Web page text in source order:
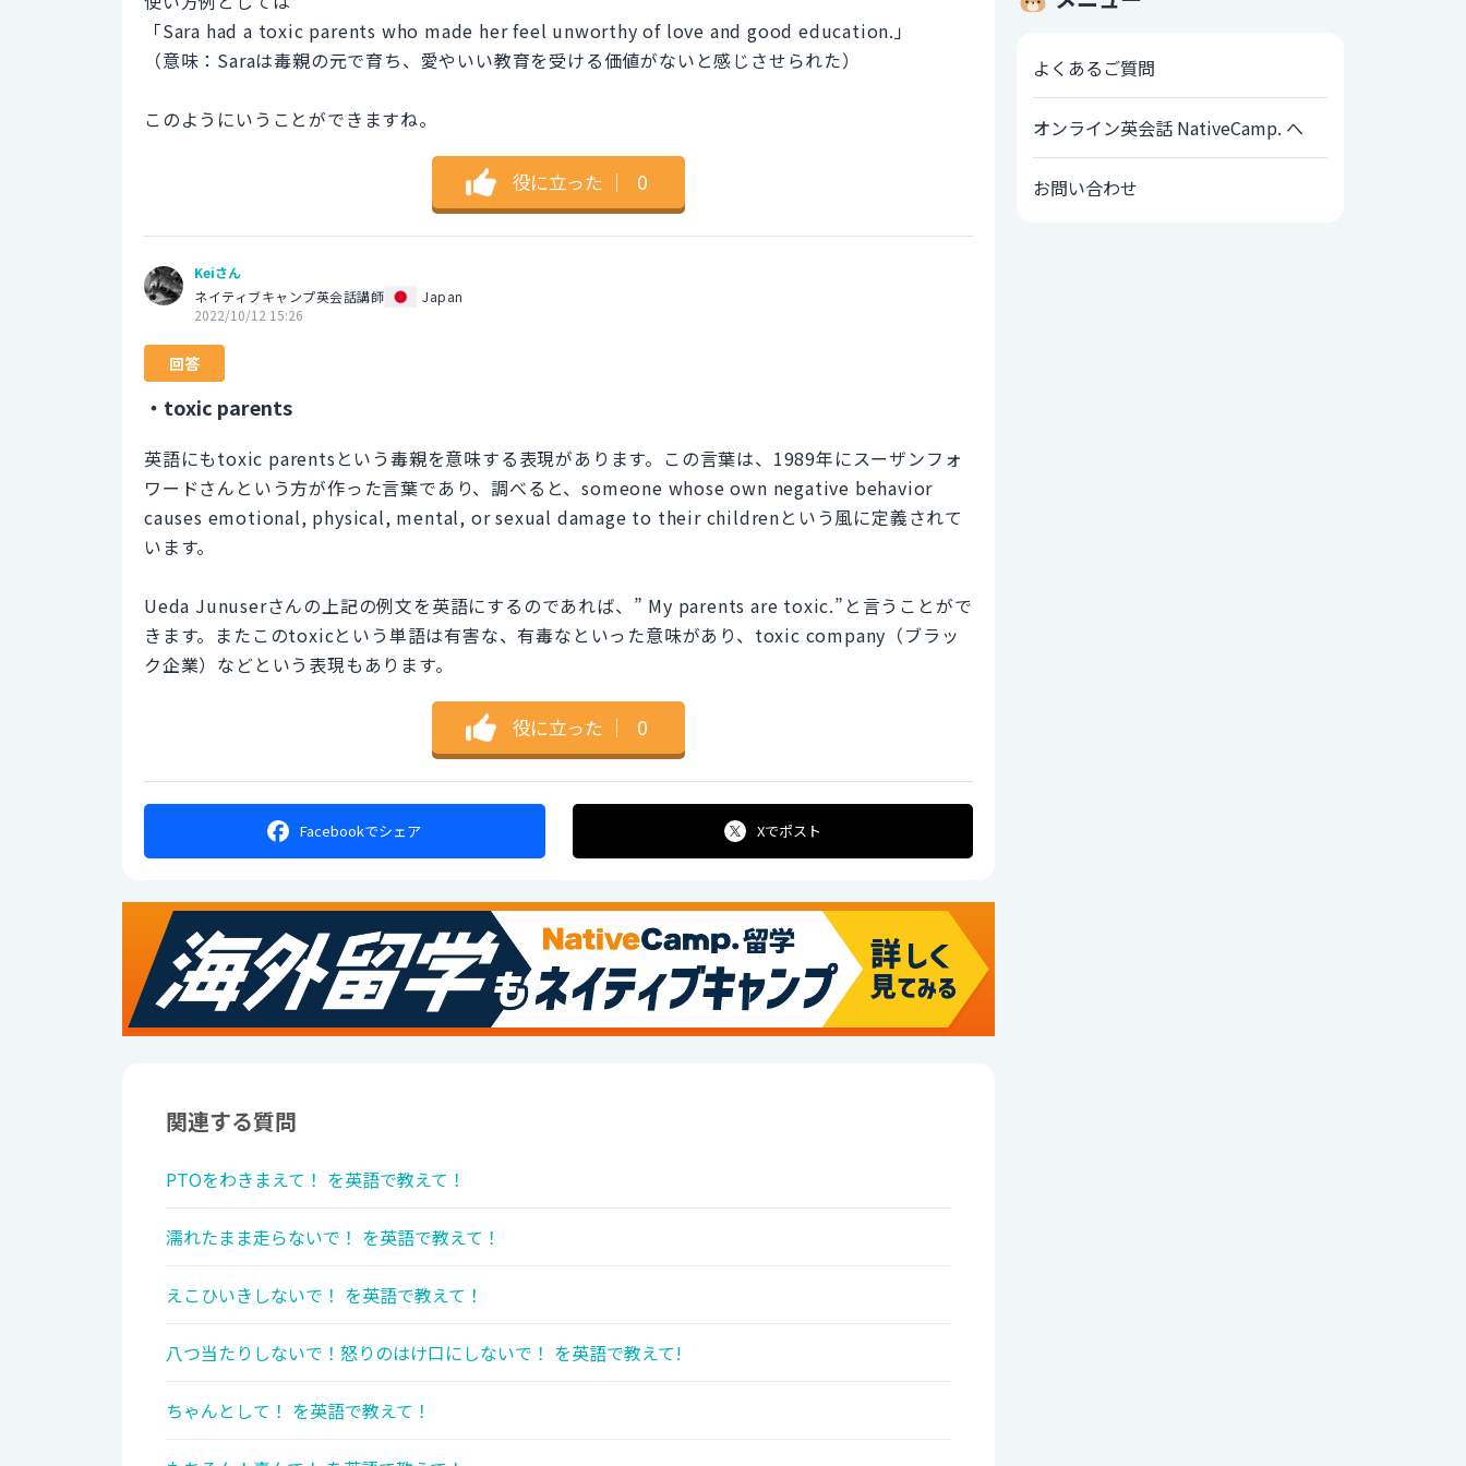
「Sara had a toxic parents who made her feel unworthy of love and good education.」
（意味：Saraは毒親の元で育ち、愛やいい教育を受ける価値がないと感じさせられた）
このようにいうことができますね。
役に立った ｜ 0
Keiさん
ネイティブキャンプ英会話講師
Japan
2022/10/12 15:26
回答
・toxic parents
英語にもtoxic parentsという毒親を意味する表現があります。この言葉は、1989年にスーザンフォ
ワードさんという方が作った言葉であり、調べると、someone whose own negative behavior
causes emotional, physical, mental, or sexual damage to their childrenという風に定義されて
います。
Ueda Junuserさんの上記の例文を英語にするのであれば、” My parents are toxic.”と言うことがで
きます。またこのtoxicという単語は有害な、有毒なといった意味があり、toxic company（ブラッ
ク企業）などという表現もあります。
役に立った ｜ 0
Facebookでシェア Xでポスト
関連する質問
PTOをわきまえて！ を英語で教えて！
濡れたまま走らないで！ を英語で教えて！
えこひいきしないで！ を英語で教えて！
八つ当たりしないで！怒りのはけ口にしないで！ を英語で教えて!
ちゃんとして！ を英語で教えて！
よくあるご質問
オンライン英会話 NativeCamp. へ
お問い合わせ